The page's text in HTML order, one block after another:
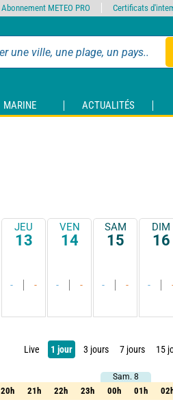
MARINE ACTUALITÉS
JEU
13
- -
VEN
14
- -
SAM
15
- -
DIM
16
-
Live 1 jour 3 jours 7 jours 15
Sam. 8
20h 21h 22h 23h 00h 01h
Sam. 8
20h 21h 22h 23h 00h 01h 02h
Abonnement METEO PRO Certificats